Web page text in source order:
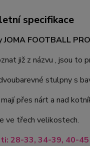
specifikace
FOOTBALL
již z názvu , jsou to
stulpny s
přes nárt a nad
ve třech velikostech.
28-33, 34-39, 40-45